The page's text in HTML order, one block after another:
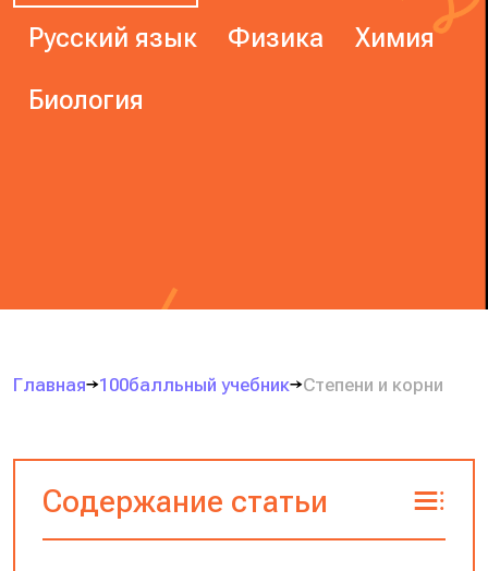
Русский язык Физика Химия
Биология
Главная 100балльный учебник Степени и корни
Содержание статьи